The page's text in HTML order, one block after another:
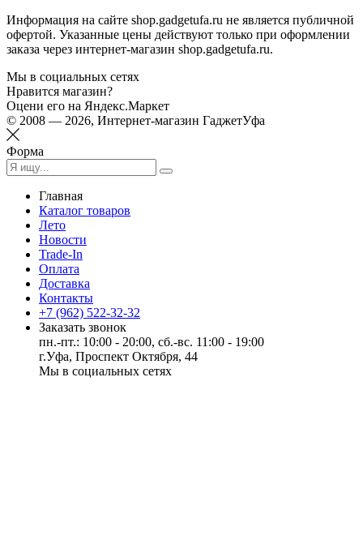
Информация на сайте shop.gadgetufa.ru не является публичной
офертой. Указанные цены действуют только при оформлении
заказа через интернет-магазин shop.gadgetufa.ru.
Мы в социальных сетях
Нравится магазин?
Оцени его на Яндекс.Маркет
© 2008 — 2026, Интернет-магазин ГаджетУфа
Форма
Главная
Каталог товаров
Лето
Новости
Trade-In
Оплата
Доставка
Контакты
+7 (962) 522-32-32
Заказать звонок
пн.-пт.: 10:00 - 20:00, сб.-вс. 11:00 - 19:00
г.Уфа, Проспект Октября, 44
Мы в социальных сетях